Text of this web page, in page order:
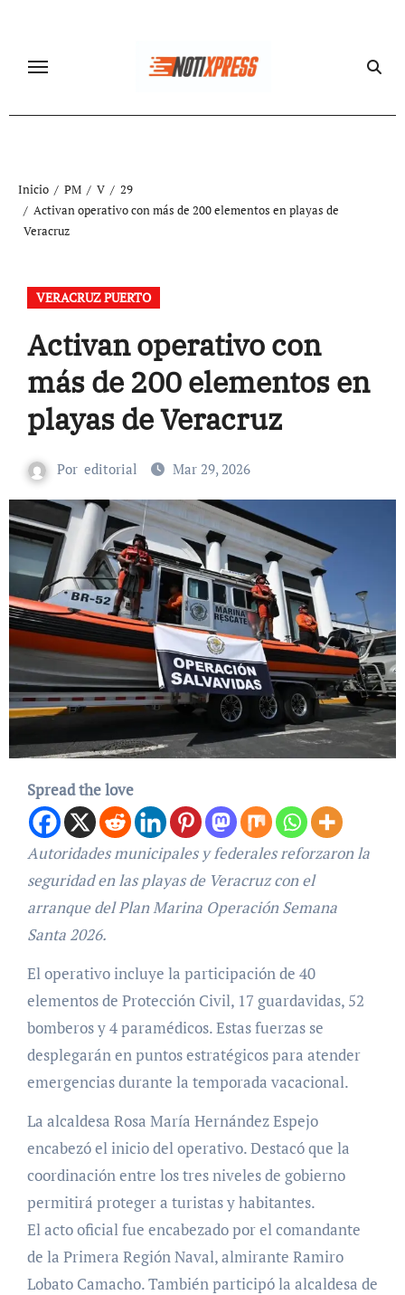
contenido
Inicio PM V
29
Activan operativo con más de 200 elementos en playas de
Veracruz
VERACRUZ PUERTO
Activan operativo con
más de 200 elementos en
playas de Veracruz
Por editorial Mar 29, 2026
Spread the love
Autoridades municipales y federales reforzaron la
seguridad en las playas de Veracruz con el
arranque del Plan Marina Operación Semana
Santa 2026.
El operativo incluye la participación de 40
elementos de Protección Civil, 17 guardavidas, 52
bomberos y 4 paramédicos. Estas fuerzas se
desplegarán en puntos estratégicos para atender
emergencias durante la temporada vacacional.
La alcaldesa Rosa María Hernández Espejo
encabezó el inicio del operativo. Destacó que la
coordinación entre los tres niveles de gobierno
permitirá proteger a turistas y habitantes.
El acto oficial fue encabezado por el comandante
de la Primera Región Naval, almirante Ramiro
Lobato Camacho. También participó la alcaldesa de